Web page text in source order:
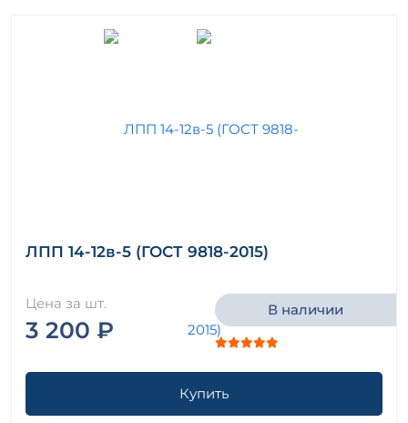
ЛПП 14-12в-5 (ГОСТ 9818-2015)
Цена за шт.
3 200 ₽
В наличии
Купить